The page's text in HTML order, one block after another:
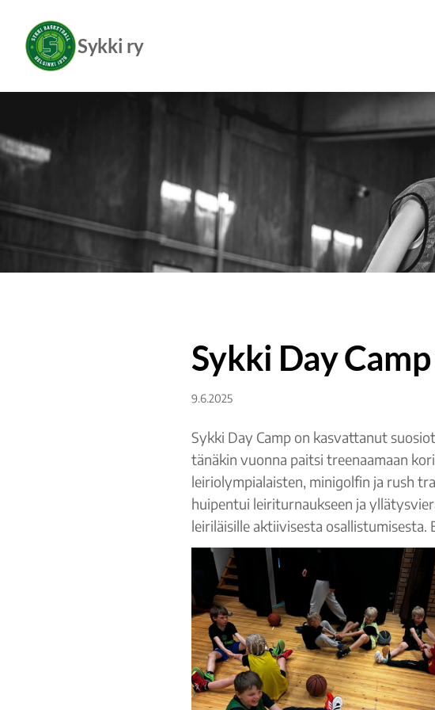
Siirry
sivun
sisältöön
Sykki ry
Sykki Day
9.6.2025
Sykki Day Camp on kasvattanut
tänäkin vuonna paitsi treenaamaan
leiriolympialaisten, minigolfin ja rush
huipentui leiriturnaukseen ja
leiriläisille aktiivisesta osallistumisesta.